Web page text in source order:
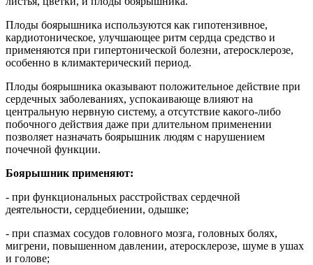
Плоды боярышника используются как гипотензивное,
кардиотоническое, улучшающее ритм сердца средство и
применяются при гипертонической болезни, атеросклерозе,
особенно в климактерический период.
Плоды боярышника оказывают положительное действие при
сердечных заболеваниях, успокаивающе влияют на
центральную нервную систему, а отсутствие какого-либо
побочного действия даже при длительном применении
позволяет назначать боярышник людям с нарушением
почечной функции.
Боярышник применяют:
- при функциональных расстройствах сердечной
деятельности, сердцебиении, одышке;
- при спазмах сосудов головного мозга, головных болях,
мигрени, повышенном давлении, атеросклерозе, шуме в ушах
и голове;